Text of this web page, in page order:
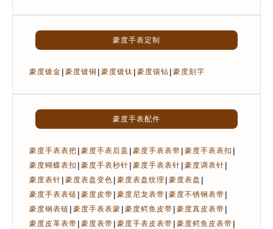
豪度手表定制
豪度镀金 | 豪度镀铜 | 豪度镀钛 | 豪度镶钻 | 豪度刻字
豪度手表配件
豪度手表表把 | 豪度手表后盖 | 豪度手表表带 | 豪度手表表扣 |
豪度蝴蝶表扣 | 豪度手表秒针 | 豪度手表表针 | 豪度调表针 |
豪度表针 | 豪度表盘变色 | 豪度表盘纹理 | 豪度表盘 |
豪度手表表链 | 豪度皮带 | 豪度尼龙表带 | 豪度不锈钢表带 |
豪度钢表链 | 豪度手表表蒙 | 豪度鳄鱼皮带 | 豪度真皮表带 |
豪度皮革表带 | 豪度表带 | 豪度手表皮表带 | 豪度鳄鱼皮表带 |